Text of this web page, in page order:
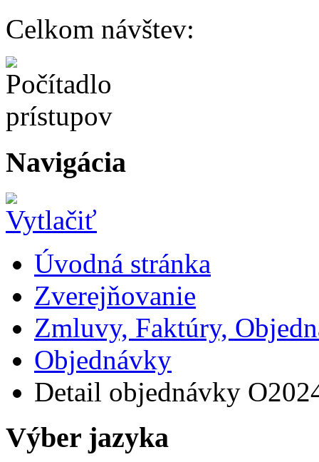
Celkom návštev:
Navigácia
Úvodná stránka
Zverejňovanie
Zmluvy, Faktúry,
Objednávky
Detail objednávky
Výber jazyka